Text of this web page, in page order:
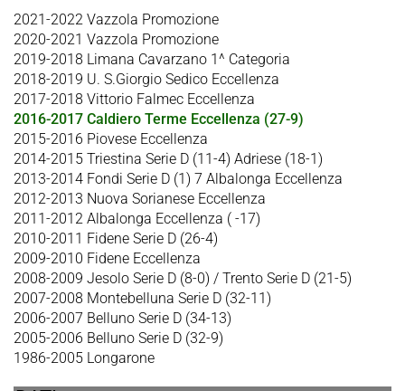
2021-2022 Vazzola Promozione
2020-2021 Vazzola Promozione
2019-2018 Limana Cavarzano 1^ Categoria
2018-2019 U. S.Giorgio Sedico Eccellenza
2017-2018 Vittorio Falmec Eccellenza
2016-2017 Caldiero Terme Eccellenza (27-9)
2015-2016 Piovese Eccellenza
2014-2015 Triestina Serie D (11-4) Adriese (18-1)
2013-2014 Fondi Serie D (1) 7 Albalonga Eccellenza
2012-2013 Nuova Sorianese Eccellenza
2011-2012 Albalonga Eccellenza ( -17)
2010-2011 Fidene Serie D (26-4)
2009-2010 Fidene Eccellenza
2008-2009 Jesolo Serie D (8-0) / Trento Serie D (21-5)
2007-2008 Montebelluna Serie D (32-11)
2006-2007 Belluno Serie D (34-13)
2005-2006 Belluno Serie D (32-9)
1986-2005 Longarone